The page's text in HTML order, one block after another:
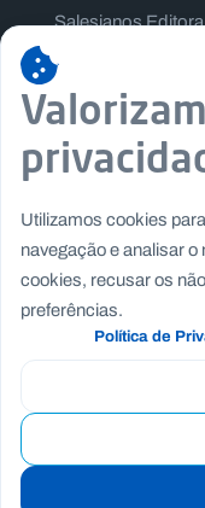
Salesianos Editora
Família Salesiana
Missão Dom
Jogos Nacionais
Copyright ©
Politica
Utilizamos cookies
navegação e analisar
cookies, recusar os
preferências.
Política de